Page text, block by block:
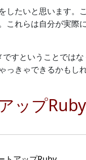
したいと思います
れらは自分が実際
すということでは
きゃできるかもしれ
ップRuby